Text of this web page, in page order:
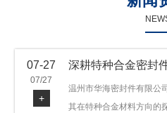
07-27
07/27
+
深耕特种合金密封
温州市华海密封件有限公
其在特种合金材料方向的